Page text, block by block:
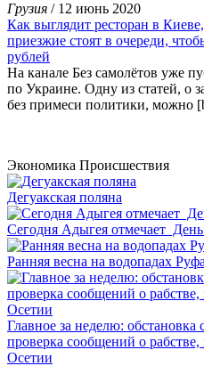
Грузия / 12 июнь 2020
Как выглядит ресторан в
приезжие стоят в очереди,
рублей
На канале Без самолётов уже
по Украине. Одну из статей, о
без примеси политики, можно
Экономика Происшествия
Дегуакская поляна
Сегодня Адыгея отмечает День
Ранняя весна на водопадах
Главное за неделю:
проверка сообщений о
Осетии